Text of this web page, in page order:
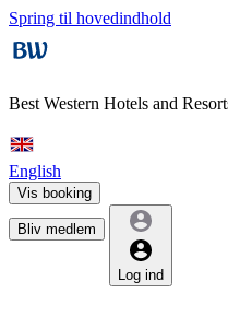
Spring til hovedindhold
Best Western Hotels and
English
Vis booking
Bliv medlem
Log ind